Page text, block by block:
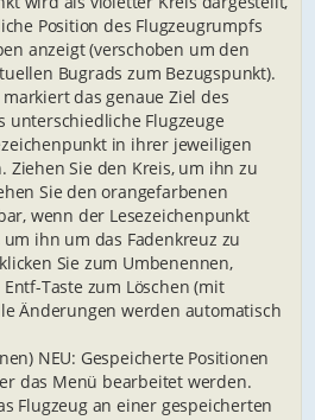
Position des Flugzeugrumpfs
anzeigt (verschoben um den
Bugrads zum Bezugspunkt).
das genaue Ziel des
unterschiedliche Flugzeuge
in ihrer jeweiligen
Ziehen Sie den Kreis, um ihn zu
Sie den orangefarbenen
wenn der Lesezeichenpunkt
ihn um das Fadenkreuz zu
Sie zum Umbenennen,
Taste zum Löschen (mit
Änderungen werden automatisch
NEU: Gespeicherte Positionen
das Menü bearbeitet werden.
Flugzeug an einer gespeicherten